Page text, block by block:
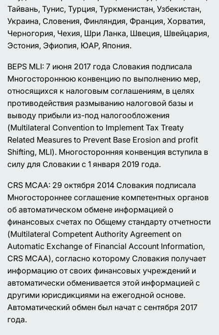
Тайвань, Тунис, Турция, Туркменистан, Узбекистан,
Украина, Словения, Финляндия, Франция, Хорватия,
Черногория, Чехия, Шри Ланка, Швеция, Швейцария,
Эстония, Эфиопия, ЮАР, Япония.
BEPS MLI: 7 июня 2017 года Словакия подписала
Многостороннюю конвенцию по выполнению мер,
относящихся к налоговым соглашениям, в целях
противодействия размыванию налоговой базы и
выводу прибыли из-под налогообложения
(Multilateral Convention to Implement Tax Treaty
Related Measures to Prevent Base Erosion and profit
Shifting, MLI). Многосторонняя конвенция вступила в
силу для Словакии с 1 января 2019 года.
CRS MCAA: 29 октября 2014 Словакия подписала
Многостороннее соглашение компетентных органов
об автоматическом обмене информацией о
финансовых счетах по Общему стандарту отчетности
(Multilateral Competent Authority Agreement on
Automatic Exchange of Financial Account Information,
CRS MCAA), согласно которому Словакия получает
информацию от своих финансовых учреждений и
автоматически обменивается этой информацией с
другими юрисдикциями на ежегодной основе.
Автоматический обмен был начат с сентября 2017
года.